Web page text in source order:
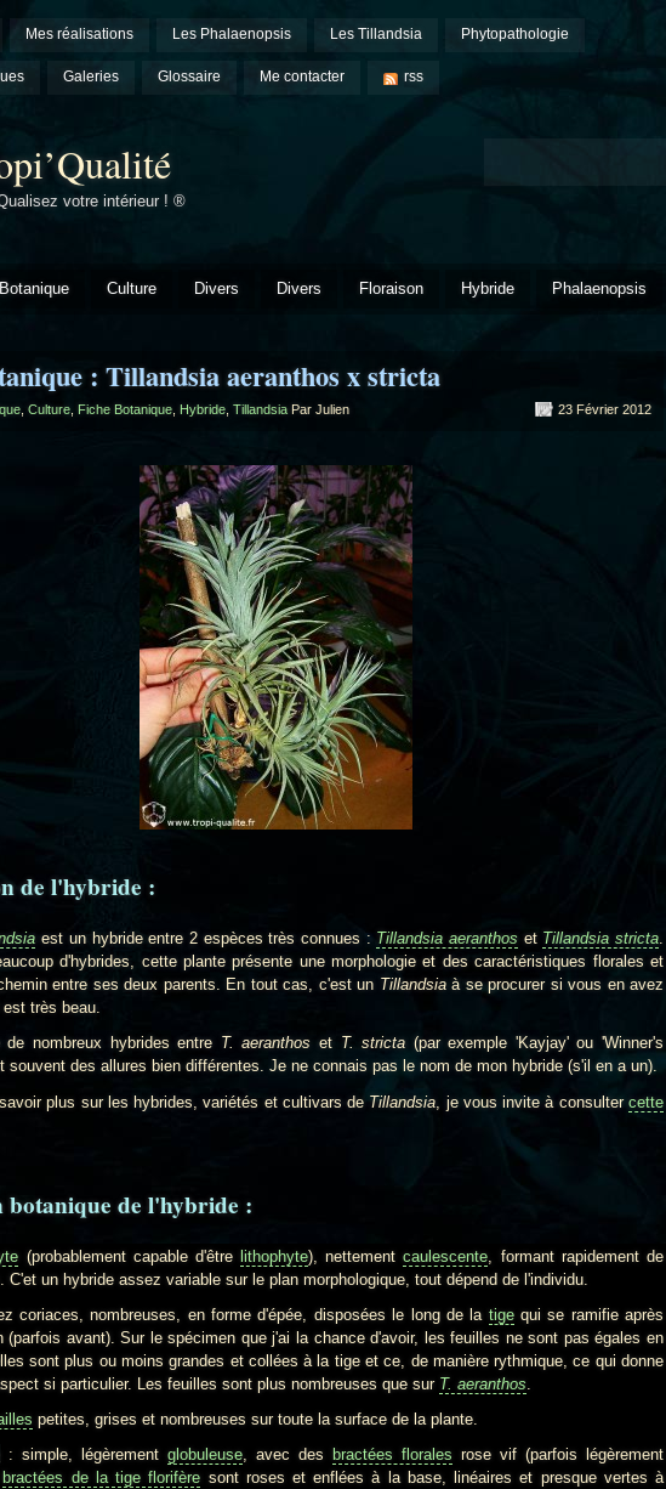
Mes réalisations Les Phalaenopsis Les Tillandsia Phytopathologie
Galeries Glossaire Me contacter rss
votre intérieur ! ®
Botanique Culture Divers Divers Floraison Hybride Phalaenopsis
: Tillandsia aeranthos x stricta
Culture Fiche Botanique Hybride Tillandsia Par Julien 23 Février 2012
de l'hybride :
est un hybride entre 2 espèces très connues : Tillandsia aeranthoset Tillandsia stricta.
d'hybrides, cette plante présente une morphologie et des caractéristiques florales et
entre ses deux parents. En tout cas, c'est un Tillandsiaà se procurer si vous en avez
très beau.
nombreux hybrides entre T. aeranthos et T. stricta (par exemple 'Kayjay' ou 'Winner's
souvent des allures bien différentes. Je ne connais pas le nom de mon hybride (s'il en a un).
plus sur les hybrides, variétés et cultivars de Tillandsia , je vous invite à consultercette
botanique de l'hybride :
(probablement capable d'être lithophyte), nettementcaulescente , formant rapidement de
C'et un hybride assez variable sur le plan morphologique, tout dépend de l'individu.
coriaces, nombreuses, en forme d'épée, disposées le long de la tigequi se ramifie après
(parfois avant). Sur le spécimen que j'ai la chance d'avoir, les feuilles ne sont pas égales en
sont plus ou moins grandes et collées à la tige et ce, de manière rythmique, ce qui donne
si particulier. Les feuilles sont plus nombreuses que sur T. aeranthos.
petites, grises et nombreuses sur toute la surface de la plante.
: simple, légèrement globuleuse, avec des bractées florales rose vif (parfois légèrement
bractées de la tige florifère sont roses et enflées à la base, linéaires et presque vertes à